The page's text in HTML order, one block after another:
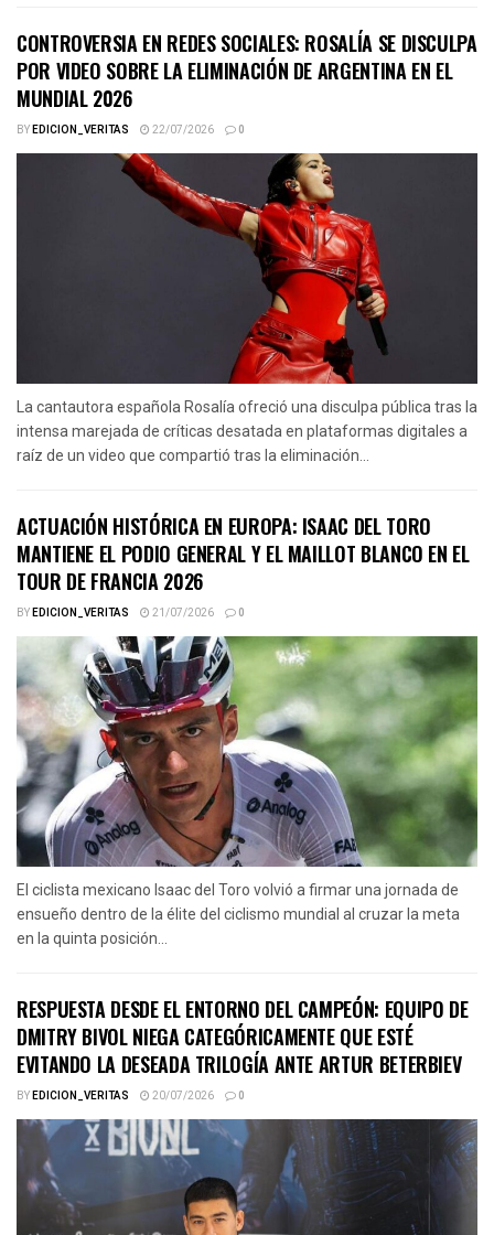
CONTROVERSIA EN REDES SOCIALES: ROSALÍA SE DISCULPA
POR VIDEO SOBRE LA ELIMINACIÓN DE ARGENTINA EN EL
MUNDIAL 2026
BYEDICION_VERITAS 22/07/2026 0
La cantautora española Rosalía ofreció una disculpa pública tras la
intensa marejada de críticas desatada en plataformas digitales a
raíz de un video que compartió tras la eliminación...
ACTUACIÓN HISTÓRICA EN EUROPA: ISAAC DEL TORO
MANTIENE EL PODIO GENERAL Y EL MAILLOT BLANCO EN EL
TOUR DE FRANCIA 2026
BYEDICION_VERITAS 21/07/2026 0
El ciclista mexicano Isaac del Toro volvió a firmar una jornada de
ensueño dentro de la élite del ciclismo mundial al cruzar la meta
en la quinta posición...
RESPUESTA DESDE EL ENTORNO DEL CAMPEÓN: EQUIPO DE
DMITRY BIVOL NIEGA CATEGÓRICAMENTE QUE ESTÉ
EVITANDO LA DESEADA TRILOGÍA ANTE ARTUR BETERBIEV
BYEDICION_VERITAS 20/07/2026 0